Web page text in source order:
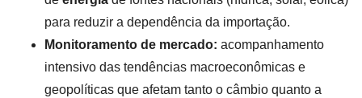
para reduzir a dependência da importação.
Monitoramento de mercado: acompanhamento
intensivo das tendências macroeconômicas e
geopolíticas que afetam tanto o câmbio quanto a